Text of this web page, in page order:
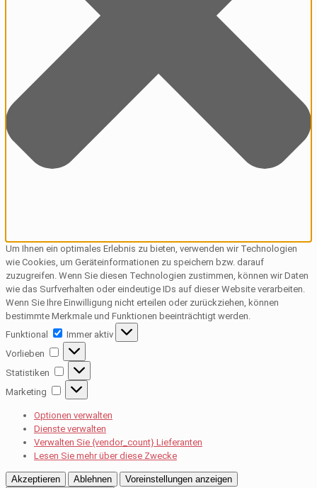
Um Ihnen ein optimales Erlebnis zu bieten, verwenden wir Technologien
wie Cookies, um Geräteinformationen zu speichern bzw. darauf
zuzugreifen. Wenn Sie diesen Technologien zustimmen, können wir Daten
wie das Surfverhalten oder eindeutige IDs auf dieser Website verarbeiten.
Wenn Sie Ihre Einwilligung nicht erteilen oder zurückziehen, können
bestimmte Merkmale und Funktionen beeinträchtigt werden.
Funktional
Funktional
Immer aktiv
Vorlieben
Vorlieben
Statistiken
Statistiken
Marketing
Marketing
Optionen verwalten
Dienste verwalten
Verwalten Sie {vendor_count} Lieferanten
Lesen Sie mehr über diese Zwecke
Akzeptieren Ablehnen
Voreinstellungen anzeigen